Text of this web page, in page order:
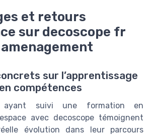
et retours
sur decoscope fr
sur l’apprentissage
compétences
ayant suivi une formation en
avec decoscope témoignent
évolution dans leur parcours